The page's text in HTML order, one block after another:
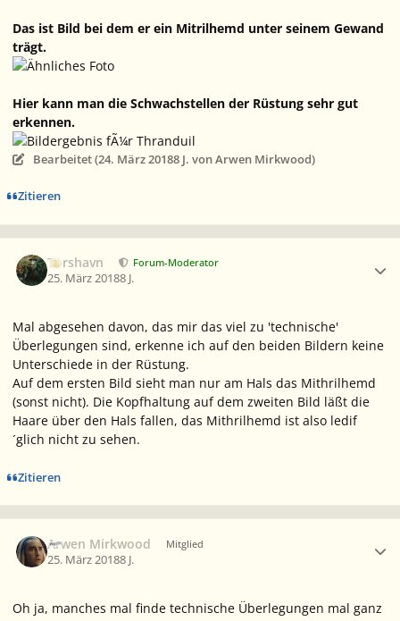
Das ist Bild bei dem er ein Mitrilhemd unter seinem Gewand
trägt.
Hier kann man die Schwachstellen der Rüstung sehr gut
erkennen.
Bearbeitet (24. März 20188 J. von Arwen Mirkwood)
Zitieren
Torshavn Forum-Moderator
25. März 20188 J.
Mal abgesehen davon, das mir das viel zu 'technische'
Überlegungen sind, erkenne ich auf den beiden Bildern keine
Unterschiede in der Rüstung.
Auf dem ersten Bild sieht man nur am Hals das Mithrilhemd
(sonst nicht). Die Kopfhaltung auf dem zweiten Bild läßt die
Haare über den Hals fallen, das Mithrilhemd ist also ledif
´glich nicht zu sehen.
Zitieren
Arwen Mirkwood Mitglied
25. März 20188 J.
Oh ja, manches mal finde technische Überlegungen mal ganz